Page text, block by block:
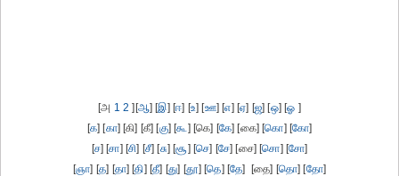
[அ 1 2 ][ஆ] [இ] [ஈ] [உ] [ஊ] [எ] [ஏ] [ஜ] [ஒ] [ஓ ]
[க] [கா] [கி] [கீ] [கு] [கூ] [கெ] [கே] [கை] [கொ] [கோ]
[ச] [சா] [சி] [சீ] [சு] [சூ] [செ] [சே] [சை] [சொ] [சோ]
[ஞா] [த] [தா] [தி] [தீ] [து] [தூ] [தெ] [தே] [தை] [தொ] [தோ]